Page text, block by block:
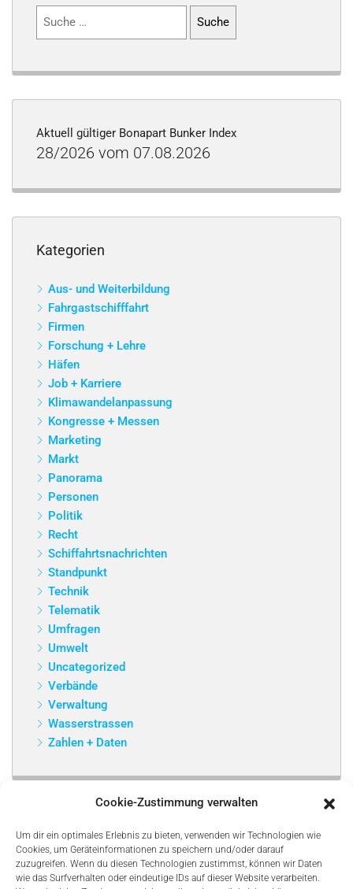
Cookie-Zustimmung verwalten
Um dir ein optimales Erlebnis zu bieten, verwenden wir Technologien wie
Cookies, um Geräteinformationen zu speichern und/oder darauf
zuzugreifen. Wenn du diesen Technologien zustimmst, können wir Daten
wie das Surfverhalten oder eindeutige IDs auf dieser Website verarbeiten.
Suchen
Aktuell gültiger Bonapart Bunker Index
28/2026 vom 07.08.2026
Kategorien
Aus- und Weiterbildung
Fahrgastschifffahrt
Firmen
Forschung + Lehre
Häfen
Job + Karriere
Klimawandelanpassung
Kongresse + Messen
Marketing
Markt
Panorama
Personen
Politik
Recht
Schiffahrtsnachrichten
Standpunkt
Technik
Telematik
Umfragen
Umwelt
Uncategorized
Verbände
Verwaltung
Wasserstrassen
Zahlen + Daten